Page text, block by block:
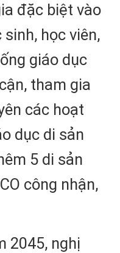
đặc biệt vào
sinh, học viên,
giáo dục
tham gia
các hoạt
dục di sản
5 di sản
công nhận,
2045, nghị